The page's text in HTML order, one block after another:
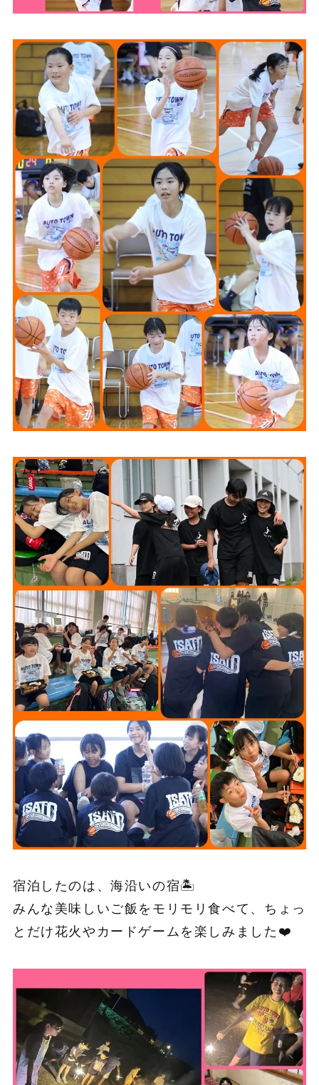
宿泊したのは、海沿いの宿🏝
みんな美味しいご飯をモリモリ食べて、ちょっ
とだけ花火やカードゲームを楽しみました❤️